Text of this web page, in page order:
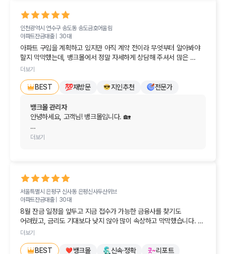
쏟아지는 부동산 뉴스 때문에 미리 대비하려 해도 답답하셨을
텐데, 뱅크몰을 통해 막막함을 덜어내셨다니 저희로서도 정말
보람차고 기쁩니다. 당장 진행하는 대출이 아니더라도 사전
계획을 세우는 단계부터 친절한 안내가 큰 힘이 되었다니
더없이 뿌듯합니다. 😊
내년 초 실제 계약 시점이 다가오면 당시의 최신 금리와 정책,
더 꼼꼼하게 비교해 드릴 테니 부담 없이 편하게 찾아주세요.
소중한 친구분과의 인연으로 만난 만큼, 앞으로 소중한
보금자리를 마련하시는 모든 과정이 순조롭고 행복할 수
남겨주셔서 정말 감사합니다. 😊
결혼이라는 인생의 큰 경사를 앞두고 첫 집 마련까지
준비하시느라 마음고생이 많으셨을 텐데, 뱅크몰과의 만남이
조금이나마 답답함을 해소해 드린 것 같아 저희도 너무나
기쁩니다!
부동산 정책과 대출 조건 때문에 미리 방향을 잡아두는 것은
인천광역시 연수구 송도동 송도금호어울림
아파트잔금대출 | 30대
아파트 구입을 계획하고 있지만 아직 계약 전이라 무엇부터 알아봐야
할지 막막했는데, 뱅크몰에서 정말 자세하게 상담해 주셔서 많은
도움이 되었습니다.
현재 상황에 맞춰 대출 진행 시기와 확인해야 할 부분을 쉽게 설명해
주셔서 이해하기 좋았어요.
바로 진행하는 것은 아니지만 내년 초쯤 계약을 계획하고 있어, 그때
상담 감사드립니다!
더보기
BEST 재방문 지인추천 전문가
뱅크몰 관리자
안녕하세요, 고객님! 뱅크몰입니다. 🏡
소중한 후기를 남겨주셔서 진심으로 감사드립니다!
세우시는 데 실질적인 도움이 되었다니 더없이 기쁘고
보람차네요. 대출 시기와 체크포인트를 명확히 이해해 주셔서
참 다행입니다. 🗺️
내년 초 본격적인 계약 일정에 맞춰 다시 방문해 주시면, 그
시점의 가장 유리한 금리와 최적의 조건들을 꼼꼼하게
비교하여 깔끔하게 안내해 드리겠습니다.
내 집 마련을 향해 차근차근 준비하시는 모든 과정이
더보기
서울특별시 은평구 신사동은평신사두산위브
아파트잔금대출 | 30대
8월 잔금 일정을 앞두고 지금 접수가 가능한 금융사를 찾기도
어려웠고, 금리도 기대보다 낮지 않아 많이 속상하고 막막했습니다.
그러다 뱅크몰을 알게 되었고, 덕분에 제 상황에 맞는 방법을 찾아 잔금
감사드립니다.
더보기
BEST 뱅크몰 신속·정확
리포트